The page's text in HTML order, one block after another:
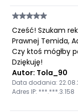
Cześć! Szukam
Prawnej Temida,
Czy ktoś mógłby
Dziękuję!
Autor: Tola_90
Data dodania:
Adres IP: ***.***.3.158